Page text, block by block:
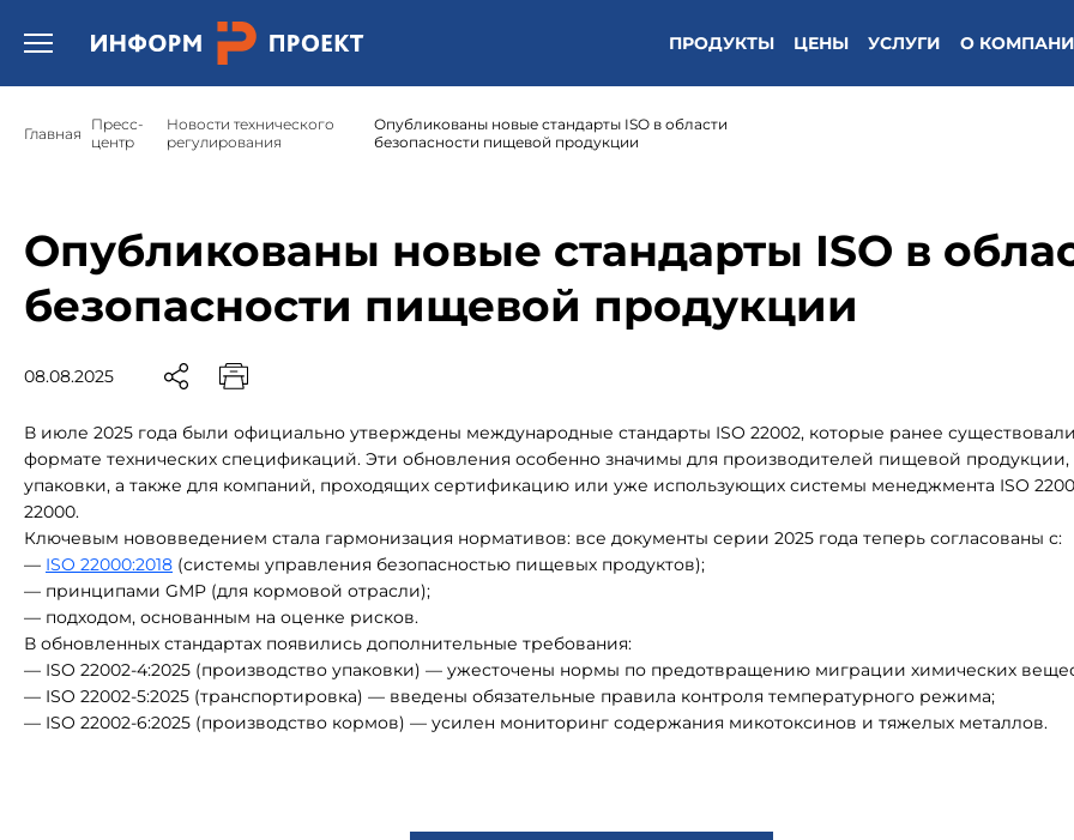
Открыть бургер меню. ПРОДУКТЫ ЦЕНЫ УСЛУГИ О
Главная
Пресс-
центр
Новости технического
регулирования
Опубликованы новые стандарты ISO в области
безопасности пищевой продукции
Опубликованы новые стандарты ISO в
безопасности пищевой продукции
08.08.2025
В июле 2025 года были официально утверждены международные стандарты ISO 22002, которые ранее
формате технических спецификаций. Эти обновления особенно значимы для производителей пищевой
упаковки, а также для компаний, проходящих сертификацию или уже использующих системы менеджмента ISO
22000.
Ключевым нововведением стала гармонизация нормативов: все документы серии 2025 года теперь согласованы с:
— ISO 22000:2018 (системы управления безопасностью пищевых продуктов);
— принципами GMP (для кормовой отрасли);
— подходом, основанным на оценке рисков.
В обновленных стандартах появились дополнительные требования:
— ISO 22002-4:2025 (производство упаковки) — ужесточены нормы по предотвращению миграции химических
— ISO 22002-5:2025 (транспортировка) — введены обязательные правила контроля температурного режима;
— ISO 22002-6:2025 (производство кормов) — усилен мониторинг содержания микотоксинов и тяжелых металлов.